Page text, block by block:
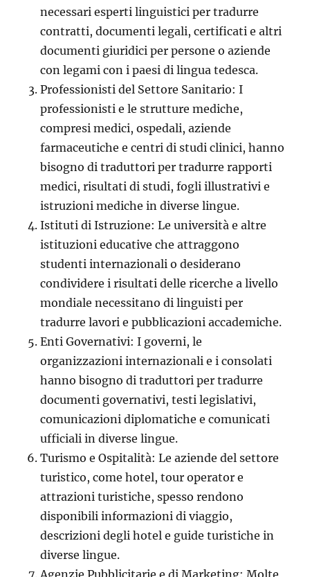
necessari esperti linguistici per tradurre
contratti, documenti legali, certificati e altri
documenti giuridici per persone o aziende
con legami con i paesi di lingua tedesca.
Professionisti del Settore Sanitario: I
professionisti e le strutture mediche,
compresi medici, ospedali, aziende
farmaceutiche e centri di studi clinici, hanno
bisogno di traduttori per tradurre rapporti
medici, risultati di studi, fogli illustrativi e
istruzioni mediche in diverse lingue.
Istituti di Istruzione: Le università e altre
istituzioni educative che attraggono
studenti internazionali o desiderano
condividere i risultati delle ricerche a livello
mondiale necessitano di linguisti per
tradurre lavori e pubblicazioni accademiche.
Enti Governativi: I governi, le
organizzazioni internazionali e i consolati
hanno bisogno di traduttori per tradurre
documenti governativi, testi legislativi,
comunicazioni diplomatiche e comunicati
ufficiali in diverse lingue.
Turismo e Ospitalità: Le aziende del settore
turistico, come hotel, tour operator e
attrazioni turistiche, spesso rendono
disponibili informazioni di viaggio,
descrizioni degli hotel e guide turistiche in
diverse lingue.
Agenzie Pubblicitarie e di Marketing: Molte